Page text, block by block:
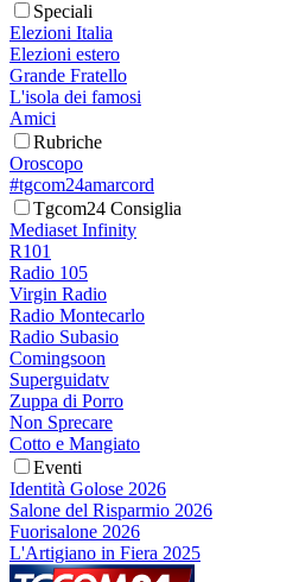
Speciali
Elezioni Italia
Elezioni estero
Grande Fratello
L'isola dei famosi
Amici
Rubriche
Oroscopo
#tgcom24amarcord
Tgcom24 Consiglia
Mediaset Infinity
R101
Radio 105
Virgin Radio
Radio Montecarlo
Radio Subasio
Comingsoon
Superguidatv
Zuppa di Porro
Non Sprecare
Cotto e Mangiato
Eventi
Identità Golose 2026
Salone del Risparmio 2026
Fuorisalone 2026
L'Artigiano in Fiera 2025